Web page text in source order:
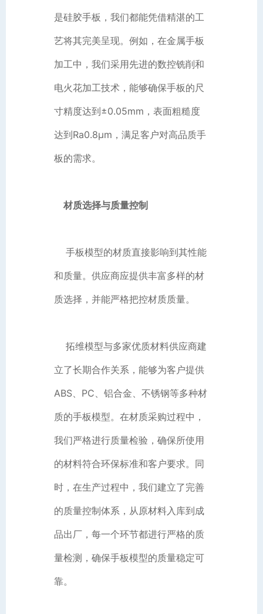
是硅胶手板，我们都能凭借精湛的工
艺将其完美呈现。例如，在金属手板
加工中，我们采用先进的数控铣削和
电火花加工技术，能够确保手板的尺
寸精度达到±0.05mm，表面粗糙度
达到Ra0.8μm，满足客户对高品质手
板的需求。
材质选择与质量控制
手板模型的材质直接影响到其性能
和质量。供应商应提供丰富多样的材
质选择，并能严格把控材质质量。
拓维模型与多家优质材料供应商建
立了长期合作关系，能够为客户提供
ABS、PC、铝合金、不锈钢等多种材
质的手板模型。在材质采购过程中，
我们严格进行质量检验，确保所使用
的材料符合环保标准和客户要求。同
时，在生产过程中，我们建立了完善
的质量控制体系，从原材料入库到成
品出厂，每一个环节都进行严格的质
量检测，确保手板模型的质量稳定可
靠。